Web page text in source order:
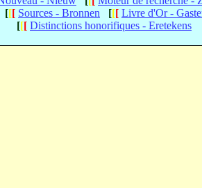
[[[ Sources - Bronnen [[[ Livre d'Or -
[[[ Distinctions honorifiques - Eretekens